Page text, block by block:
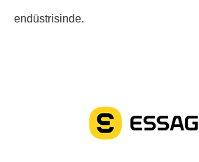
endüstrisinde.